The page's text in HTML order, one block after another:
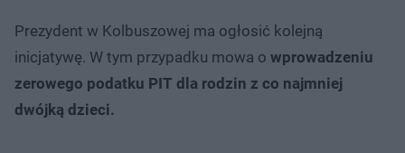
Prezydent w Kolbuszowej ma ogłosić kolejną
inicjatywę. W tym przypadku mowa o wprowadzeniu
zerowego podatku PIT dla rodzin z co najmniej
dwójką dzieci.